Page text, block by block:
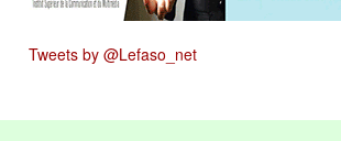
Tweets by @Lefaso_net